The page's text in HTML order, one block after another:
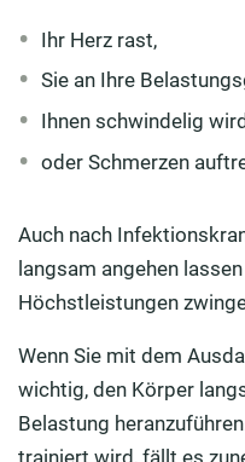
Ihr Herz rast,
Sie an Ihre
Ihnen schwindelig wird
oder Schmerzen
Auch nach
langsam angehen
Höchstleistungen
Wenn Sie mit dem
wichtig, den Körper
Belastung
trainiert wird, fällt es